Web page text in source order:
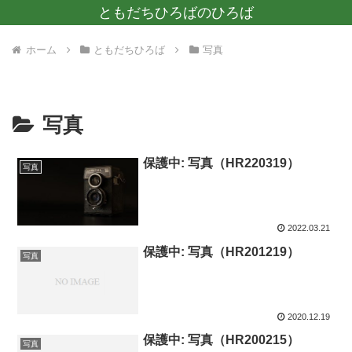
ともだちひろばのひろば
ホーム ともだちひろば 写真
写真
写真 保護中: 写真（HR220319）
2022.03.21
写真 保護中: 写真（HR201219）
2020.12.19
写真 保護中: 写真（HR200215）